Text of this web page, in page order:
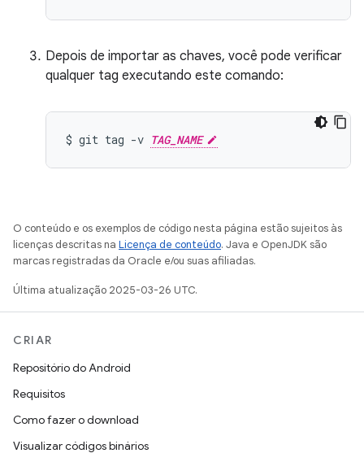
Depois de importar as chaves, você pode verificar
qualquer tag executando este comando:
$ git tag -v TAG_NAME
O conteúdo e os exemplos de código nesta página estão sujeitos às
licenças descritas na Licença de conteúdo. Java e OpenJDK são
marcas registradas da Oracle e/ou suas afiliadas.
Última atualização 2025-03-26 UTC.
CRIAR
Repositório do Android
Requisitos
Como fazer o download
Visualizar códigos binários